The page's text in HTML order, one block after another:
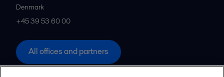
Denmark
+45 39 53 60 00
All offices and partners